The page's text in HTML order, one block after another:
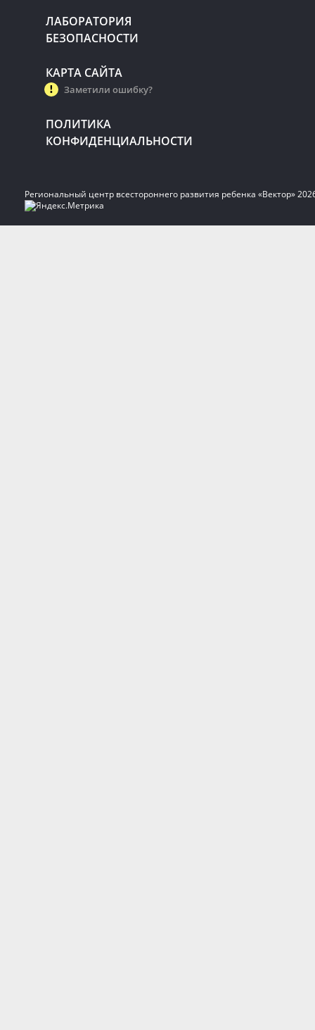
ЛАБОРАТОРИЯ
БЕЗОПАСНОСТИ
КАРТА САЙТА
Заметили ошибку?
ПОЛИТИКА
КОНФИДЕНЦИАЛЬНОСТИ
Региональный центр всестороннего развития ребенка «Вектор»